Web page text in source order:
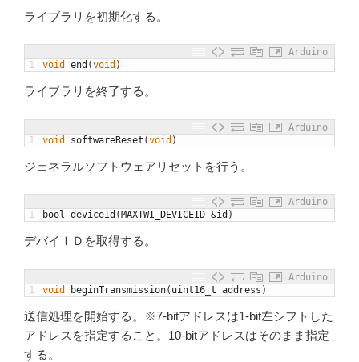
ライブラリを初期化する。
Arduino
1
void end (void )
ライブラリを終了する。
Arduino
1
void softwareReset (void )
ジェネラルソフトウェアリセットを行う。
Arduino
1
bool deviceId ( MAXTWI_DEVICEID &id )
デバイＩＤを取得する。
Arduino
1
void beginTransmission( uint16 t address )
送信処理を開始する。※7-bitアドレスは1-bit左シフトした
アドレスを指定すること。10-bitアドレスはそのまま指定
する。